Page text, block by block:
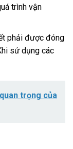
trình vận
phải được đóng
sử dụng các
trọng của